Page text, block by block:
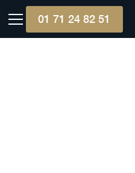
01 71 24 82 51